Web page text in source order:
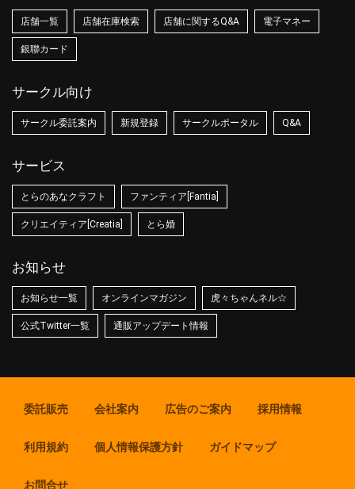
店舗一覧 店舗在庫検索 店舗に関するQ&A 電子マネー
銀聯カード
サークル向け
サークル委託案内 新規登録 サークルポータル Q&A
サービス
とらのあなクラフト ファンティア[Fantia]
クリエイティア[Creatia] とら婚
お知らせ
お知らせ一覧 オンラインマガジン 虎々ちゃんネル☆
公式Twitter一覧 通販アップデート情報
委託販売 会社案内 広告のご案内 採用情報
利用規約 個人情報保護方針 ガイドマップ
お問合せ